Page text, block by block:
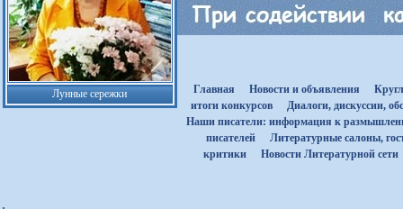
Лунные сережки Главная Новости и объявления
итоги конкурсов
Диалоги, дискуссии,
Наши писатели: информация к
писателей
Литературные салоны,
критики
Новости Литературной сети